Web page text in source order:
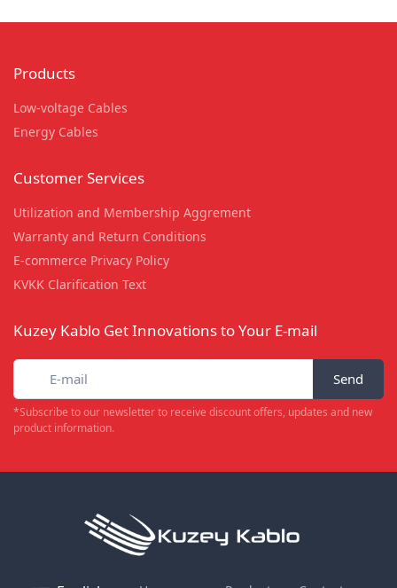
Products
Low-voltage Cables
Energy Cables
Customer Services
Utilization and Membership Aggrement
Warranty and Return Conditions
E-commerce Privacy Policy
KVKK Clarification Text
Kuzey Kablo Get Innovations to Your E-mail
Send
*Subscribe to our newsletter to receive discount offers, updates and new
product information.